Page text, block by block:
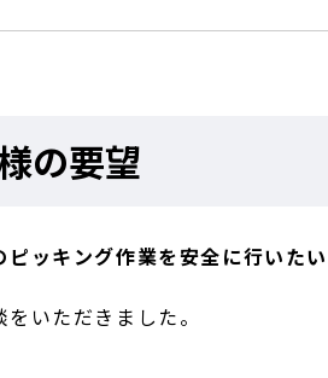
の要望
ッキング作業を安全に行いたい
いただきました。